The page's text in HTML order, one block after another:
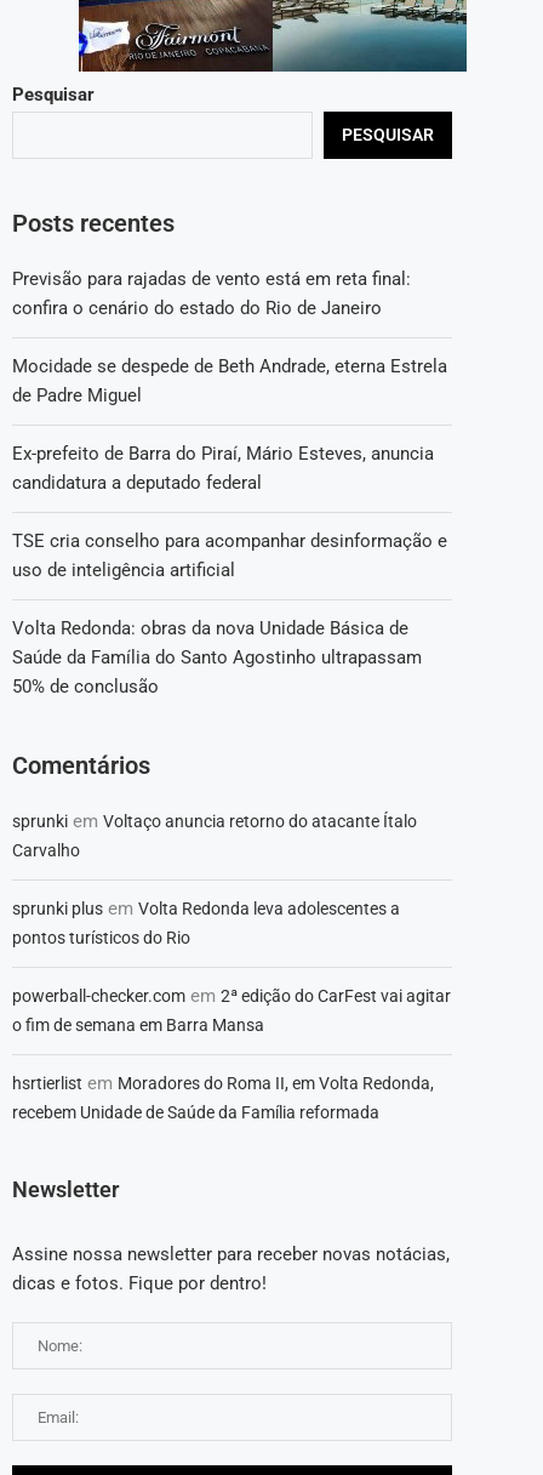
Pesquisar
PESQUISAR
Posts recentes
Previsão para rajadas de vento está em reta final:
confira o cenário do estado do Rio de Janeiro
Mocidade se despede de Beth Andrade, eterna Estrela
de Padre Miguel
Ex-prefeito de Barra do Piraí, Mário Esteves, anuncia
candidatura a deputado federal
TSE cria conselho para acompanhar desinformação e
uso de inteligência artificial
Volta Redonda: obras da nova Unidade Básica de
Saúde da Família do Santo Agostinho ultrapassam
50% de conclusão
Comentários
sprunki em Voltaço anuncia retorno do atacante Ítalo
Carvalho
sprunki plus em Volta Redonda leva adolescentes a
pontos turísticos do Rio
powerball-checker.com em 2ª edição do CarFest vai agitar
o fim de semana em Barra Mansa
hsrtierlist em Moradores do Roma II, em Volta Redonda,
recebem Unidade de Saúde da Família reformada
Newsletter
Assine nossa newsletter para receber novas notácias,
dicas e fotos. Fique por dentro!